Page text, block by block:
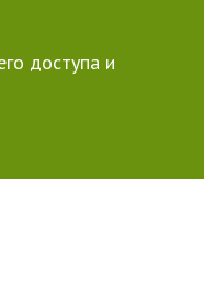
доступа и